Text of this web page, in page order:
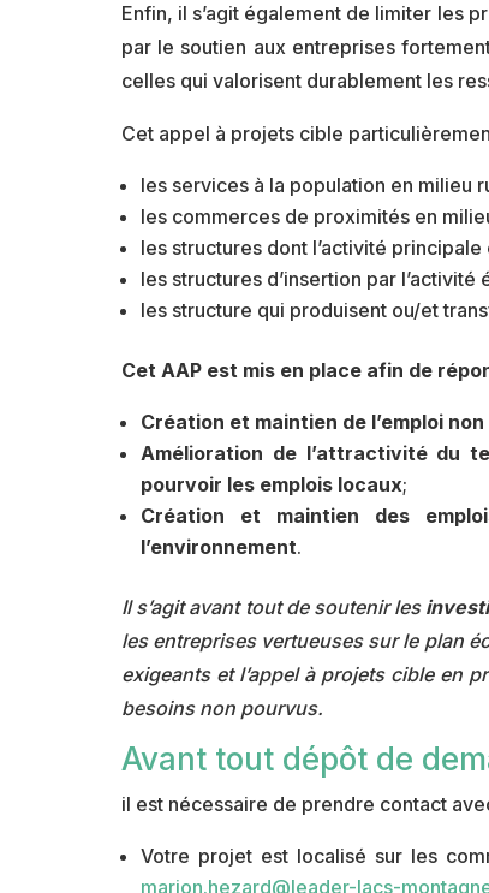
Enfin, il s’agit également de limiter les
par le soutien aux entreprises
celles qui valorisent durablement les
Cet appel à projets cible
les services à la population en milieu
les commerces de proximités en
les structures dont l’activité
les structures d’insertion par l’activité
les structure qui produisent ou/et
Cet AAP est mis en place afin de
Création et maintien de l’emploi
Amélioration de l’attractivité du
pourvoir les emplois locaux;
Création et maintien des
l’environnement.
Il s’agit avant tout de soutenir les
les entreprises vertueuses sur le plan
exigeants et l’appel à projets cible en
besoins non pourvus.
Avant tout dépôt de
il est nécessaire de prendre contact
Votre projet est localisé sur les
marion.hezard@leader-lacs-